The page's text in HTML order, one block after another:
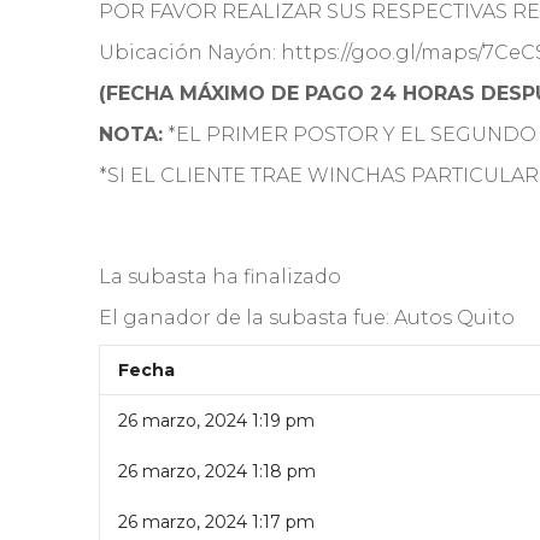
POR FAVOR REALIZAR SUS RESPECTIVAS
Ubicación Nayón: https://goo.gl/maps/
(FECHA MÁXIMO DE PAGO 24 HORAS
NOTA: *EL PRIMER POSTOR Y EL
*SI EL CLIENTE TRAE WINCHAS
La subasta ha finalizado
El ganador de la subasta fue:Autos Quito
Fecha
26 marzo, 2024 1:19 pm
26 marzo, 2024 1:18 pm
26 marzo, 2024 1:17 pm